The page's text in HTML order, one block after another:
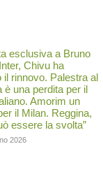
esclusiva a Bruno
Chivu ha
il rinnovo. Palestra al
è una perdita per il
Amorim un
il Milan. Reggina,
essere la svolta”
2026